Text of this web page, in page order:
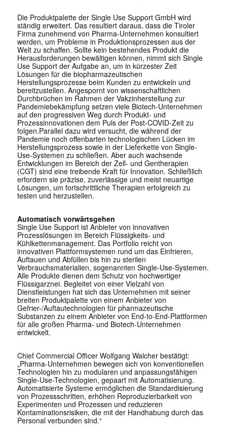
Die Produktpalette der Single Use Support GmbH wird
ständig erweitert. Das resultiert daraus, dass die Tiroler
Firma zunehmend von Pharma-Unternehmen konsultiert
werden, um Probleme in Produktionsprozessen aus der
Welt zu schaffen. Sollte kein bestehendes Produkt die
Herausforderungen bewältigen können, nimmt sich Single
Use Support der Aufgabe an, um in kürzester Zeit
Lösungen für die biopharmazeutischen
Herstellungsprozesse beim Kunden zu entwickeln und
bereitzustellen. Angespornt von wissenschaftlichen
Durchbrüchen im Rahmen der Vakzinherstellung zur
Pandemiebekämpfung setzen viele Biotech-Unternehmen
auf den progressiven Weg durch Produkt- und
Prozessinnovationen dem Puls der Post-COVID-Zeit zu
folgen.Parallel dazu wird versucht, die während der
Pandemie noch offenbarten technologischen Lücken im
Herstellungsprozess sowie in der Lieferkette von Single-
Use-Systemen zu schließen. Aber auch wachsende
Entwicklungen im Bereich der Zell- und Gentherapien
(CGT) sind eine treibende Kraft für Innovation. Schließlich
erfordern sie präzise, zuverlässige und meist neuartige
Lösungen, um fortschrittliche Therapien erfolgreich zu
testen und herzustellen.
Automatisch vorwärtsgehen
Single Use Support ist Anbieter von innovativen
Prozesslösungen im Bereich Flüssigkeits- und
Kühlkettenmanagement. Das Portfolio reicht von
innovativen Plattformsystemen rund um das Einfrieren,
Auftauen und Abfüllen bis hin zu sterilen
Verbrauchsmaterialien, sogenannten Single-Use-Systemen.
Alle Produkte dienen dem Schutz von hochwertiger
Flüssigarznei. Begleitet von einer Vielzahl von
Dienstleistungen hat sich das Unternehmen mit seiner
breiten Produktpalette von einem Anbieter von
Gefrier-/Auftautechnologien für pharmazeutische
Substanzen zu einem Anbieter von End-to-End-Plattformen
für alle großen Pharma- und Biotech-Unternehmen
entwickelt.
Chief Commercial Officer Wolfgang Walcher bestätigt:
„Pharma-Unternehmen bewegen sich von konventionellen
Technologien hin zu modularen und anpassungsfähigen
Single-Use-Technologien, gepaart mit Automatisierung.
Automatisierte Systeme ermöglichen die Standardisierung
von Prozessschritten, erhöhen Reproduzierbarkeit von
Experimenten und Prozessen und reduzieren
Kontaminationsrisiken, die mit der Handhabung durch das
Personal verbunden sind.“